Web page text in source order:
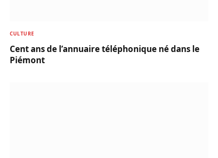
CULTURE
Cent ans de l’annuaire téléphonique né dans le
Piémont